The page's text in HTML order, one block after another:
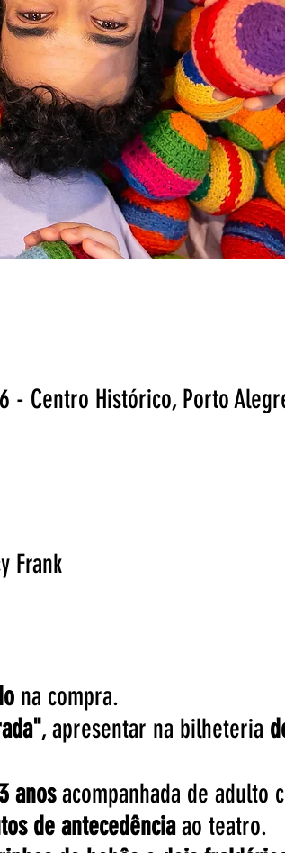
- Centro Histórico, Porto
Frank
na compra.
, apresentar na bilheteria
anosacompanhada de adulto
de antecedênciaao teatro.